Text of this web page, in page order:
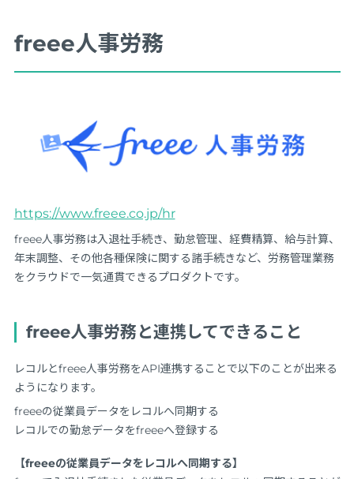
freee人事労務
https://www.freee.co.jp/hr
freee人事労務は入退社手続き、勤怠管理、経費精算、給与計算、
年末調整、その他各種保険に関する諸手続きなど、労務管理業務
をクラウドで一気通貫できるプロダクトです。
freee人事労務と連携してできること
レコルとfreee人事労務をAPI連携することで以下のことが出来る
ようになります。
freeeの従業員データをレコルへ同期する
レコルでの勤怠データをfreeeへ登録する
【freeeの従業員データをレコルへ同期する】